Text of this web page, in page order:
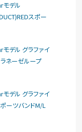
モデル
スポー
デル グラファイ
ネーゼループ
デル グラファイ
ーツバンドM/L